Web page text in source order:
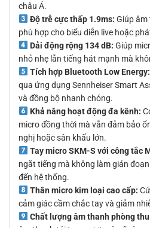
châu Á.
Độ trễ cực thấp 1.9ms: Giúp
phù hợp cho biểu diễn live hoặc
Dải động rộng 134 dB: Giúp
nhỏ nhẹ lẫn tiếng hát mạnh mà
Tích hợp Bluetooth Low Energy:
qua ứng dụng Sennheiser Smart
và đồng bộ nhanh chóng.
Khả năng hoạt động đa kênh:
micro đồng thời mà vẫn đảm bảo
nghị hoặc sân khấu lớn.
Tay micro SKM-S với công tắc
ngắt tiếng mà không làm gián
đến hệ thống.
Thân micro kim loại cao cấp:
cảm giác cầm chắc tay và giảm
Chất lượng âm thanh phòng